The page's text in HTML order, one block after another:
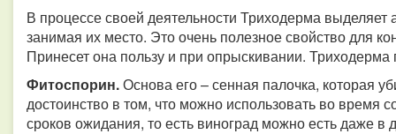
В процессе своей деятельности Триходерма выделяет
занимая их место. Это очень полезное свойство для
Принесет она пользу и при опрыскивании.
Фитоспорин.Основа его – сенная палочка, которая
достоинство в том, что можно использовать во время
сроков ожидания, то есть виноград можно есть даже в